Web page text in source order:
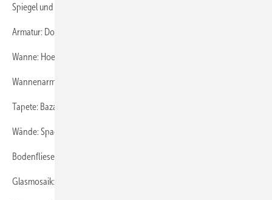
Spiegel und Leuchten: Alape
Armatur: Dornbracht Lulu
Wanne: Hoesch Zero
Wannenarmatur: Dornbracht Symetrics
Tapete: Bazaar
Wände: Spachteltechnik weiß
Bodenfliese: New York Harlem
Glasmosaik: Los Angeles